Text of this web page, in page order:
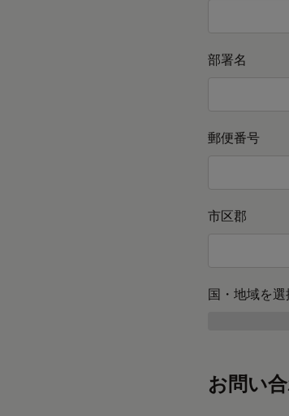
部署名
郵便番号
市区郡
国・地域を
お問い